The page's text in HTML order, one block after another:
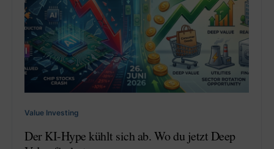
Value Investing
Der KI-Hype kühlt sich ab. Wo du jetzt Deep